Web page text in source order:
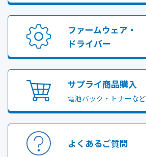
ファームウェア・
ドライバー
サプライ商品購入
電池パック・トナーなど
よくあるご質問